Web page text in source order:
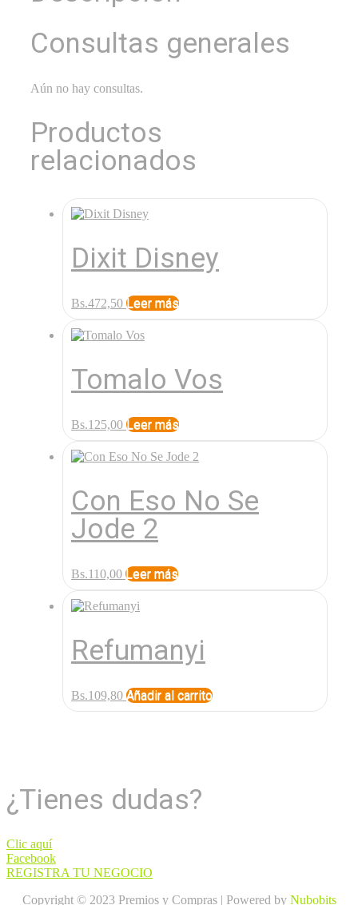
Consultas generales
Aún no hay consultas.
Productos
relacionados
Dixit Disney
Bs.472,50 Leer más
Tomalo Vos
Bs.125,00 Leer más
Con Eso No Se
Jode 2
Bs.110,00 Leer más
Refumanyi
Bs.109,80 Añadir al carrito
¿Tienes dudas?
Clic aquí
Facebook
REGISTRA TU NEGOCIO
Copyright © 2023 Premios y Compras | Powered by Nubobits